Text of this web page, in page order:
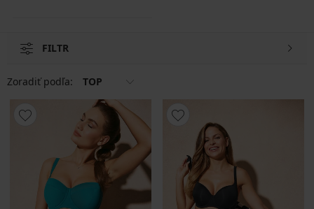
FILTR
Zoradiť podľa: TOP